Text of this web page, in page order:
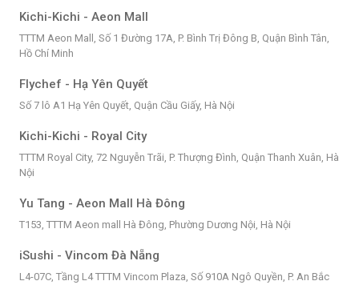
Kichi-Kichi - Aeon Mall
TTTM Aeon Mall, Số 1 Đường 17A, P. Bình Trị Đông B, Quận Bình Tân,
Hồ Chí Minh
Flychef - Hạ Yên Quyết
Số 7 lô A1 Hạ Yên Quyết, Quận Cầu Giấy, Hà Nội
Kichi-Kichi - Royal City
TTTM Royal City, 72 Nguyễn Trãi, P. Thượng Đình, Quận Thanh Xuân, Hà
Nội
Yu Tang - Aeon Mall Hà Đông
T153, TTTM Aeon mall Hà Đông, Phường Dương Nội, Hà Nội
iSushi - Vincom Đà Nẵng
L4-07C, Tầng L4 TTTM Vincom Plaza, Số 910A Ngô Quyền, P. An Bắc